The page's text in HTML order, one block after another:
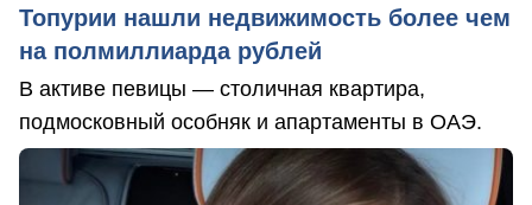
Топурии нашли недвижимость более чем
на полмиллиарда рублей
В активе певицы — столичная квартира,
подмосковный особняк и апартаменты в ОАЭ.